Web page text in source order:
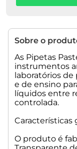
Dimensão da
Sobre o
As Pipetas
instrumentos
laboratórios
e de ensino
líquidos entre
controlada.
Características
O produto é